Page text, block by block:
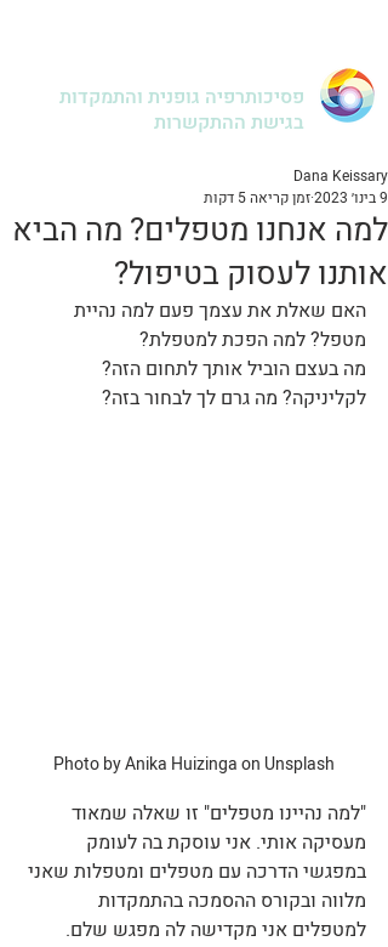
פסיכותרפיה גופנית והתמקדות
בגישת ההתקשרות
למה אנחנו מטפלים? מה הביא
אותנו לעסוק בטיפול?
Dana Keissary
9 בינו׳ 2023
זמן קריאה 5 דקות
האם שאלת את עצמך פעם למה נהיית
מטפל? למה הפכת למטפלת?
מה בעצם הוביל אותך לתחום הזה?
לקליניקה? מה גרם לך לבחור בזה?
Photo by Anika Huizinga on Unsplash
"למה נהיינו מטפלים" זו שאלה שמאוד
מעסיקה אותי. אני עוסקת בה לעומק
במפגשי הדרכה עם מטפלים ומטפלות שאני
מלווה ובקורס ההסמכה בהתמקדות
למטפלים אני מקדישה לה מפגש שלם.